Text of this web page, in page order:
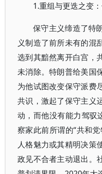
1.重组与更迭之变
保守主义缔造了特
义制造了前所未有的混
选到其黯然离开白宫，
未消除。特朗普给美国
为他试图改变保守派费
共识，激起了保守主义
动，而他没有能力驾驭
察家此前所谓的“共和
人格魅力或其精明决策
政见不合者主动退出。